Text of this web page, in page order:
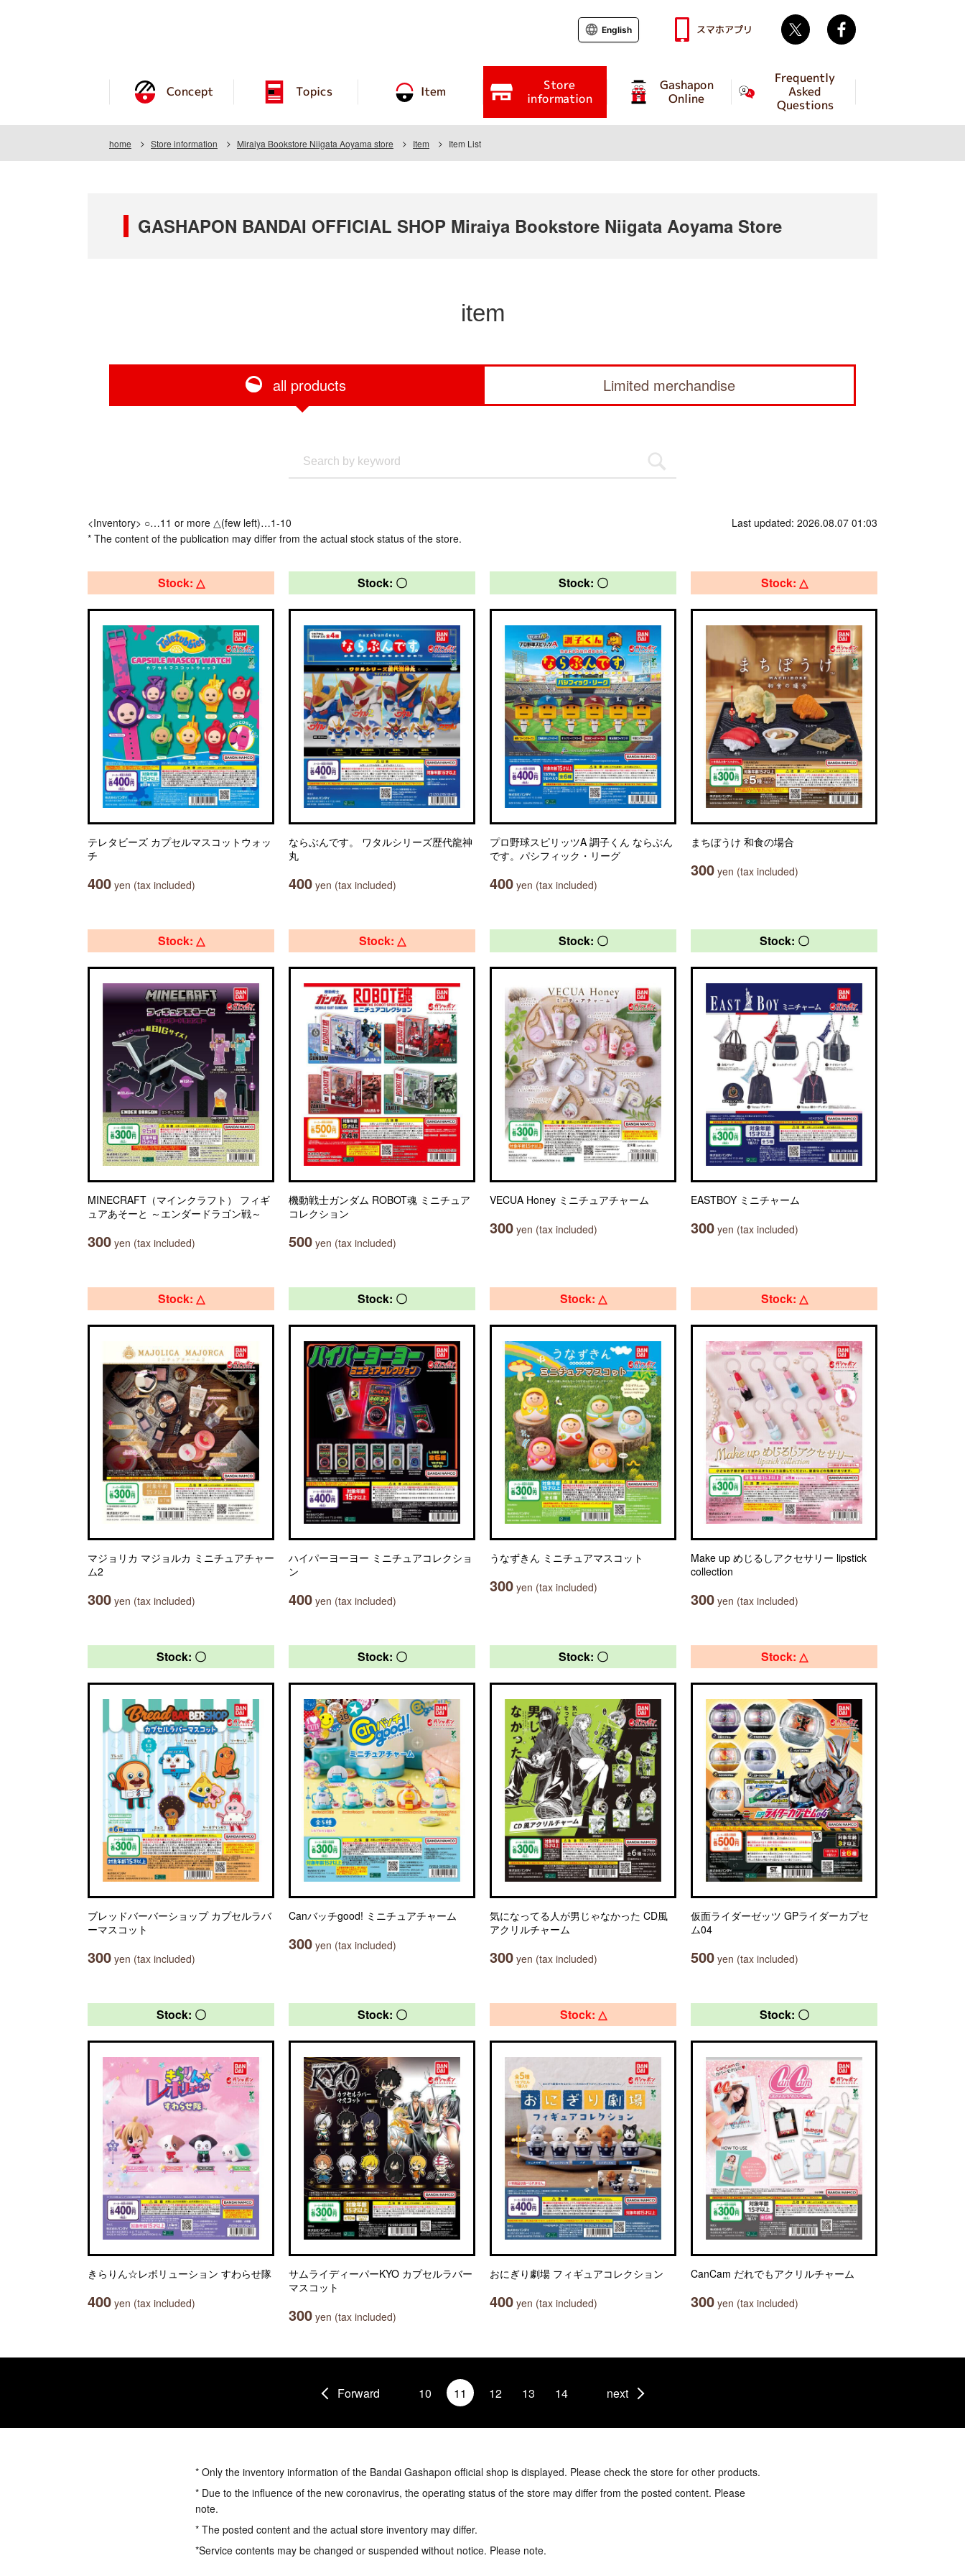
Concept Topics Item Store
information
Gashapon
Online
Frequently
Asked
Questions
English スマホアプリ Twitter
home Store information Miraiya Bookstore Niigata Aoyama store Item Item List
GASHAPON BANDAI OFFICIAL SHOP Miraiya Bookstore Niigata Aoyama Store
item
all products Limited merchandise
<Inventory> ○…11 or more △(few left)…1-10
* The content of the publication may differ from the actual stock status of the store.
Last updated: 2026.08.07 01:03
Stock: △
テレタビーズ カプセルマスコットウォッ
チ
400 yen (tax included)
Stock: 〇
ならぶんです。 ワタルシリーズ歴代龍神
丸
400 yen (tax included)
Stock: 〇
プロ野球スピリッツA 調子くん ならぶん
です。パシフィック・リーグ
400 yen (tax included)
Stock: △
まちぼうけ 和食の場合
300 yen (tax included)
Stock: △
MINECRAFT（マインクラフト） フィギ
ュアあそーと ～エンダードラゴン戦～
300 yen (tax included)
Stock: △
機動戦士ガンダム ROBOT魂 ミニチュア
コレクション
500 yen (tax included)
Stock: 〇
VECUA Honey ミニチュアチャーム
300 yen (tax included)
Stock: 〇
EASTBOY ミニチャーム
300 yen (tax included)
Stock: △
マジョリカ マジョルカ ミニチュアチャー
ム2
300 yen (tax included)
Stock: 〇
ハイパーヨーヨー ミニチュアコレクショ
ン
400 yen (tax included)
Stock: △
うなずきん ミニチュアマスコット
300 yen (tax included)
Stock: △
Make up めじるしアクセサリー lipstick
collection
300 yen (tax included)
Stock: 〇
ブレッドバーバーショップ カプセルラバ
ーマスコット
300 yen (tax included)
Stock: 〇
Canバッチgood! ミニチュアチャーム
300 yen (tax included)
Stock: 〇
気になってる人が男じゃなかった CD風
アクリルチャーム
300 yen (tax included)
Stock: △
仮面ライダーゼッツ GPライダーカプセ
ム04
500 yen (tax included)
Stock: 〇
きらりん☆レボリューション すわらせ隊
400 yen (tax included)
Stock: 〇
サムライディーパーKYO カプセルラバー
マスコット
300 yen (tax included)
Stock: △
おにぎり劇場 フィギュアコレクション
400 yen (tax included)
Stock: 〇
CanCam だれでもアクリルチャーム
300 yen (tax included)
Forward 10 11 12 13 14 next
* Only the inventory information of the Bandai Gashapon official shop is displayed. Please check the store for other products.
* Due to the influence of the new coronavirus, the operating status of the store may differ from the posted content. Please
note.
* The posted content and the actual store inventory may differ.
*Service contents may be changed or suspended without notice. Please note.